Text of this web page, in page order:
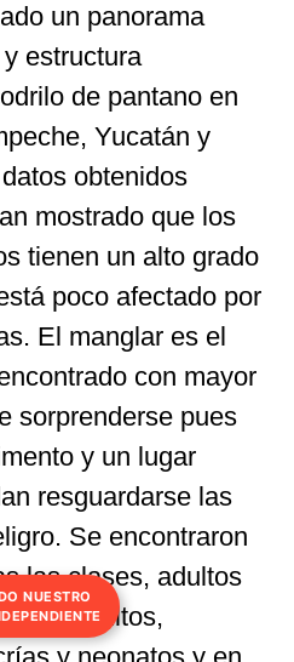
un panorama
estructura
de pantano en
Yucatán y
obtenidos
mostrado que los
tienen un alto grado
poco afectado por
El manglar es el
con mayor
sorprenderse pues
y un lugar
resguardarse las
Se encontraron
las clases, adultos
subadultos,
NUESTRO